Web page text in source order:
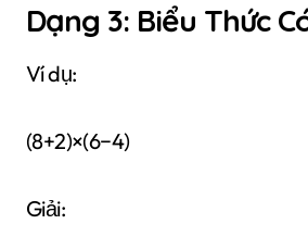
Dạng 3: Biểu Thức
Ví dụ:
(8+2)×(6−4)
Giải: